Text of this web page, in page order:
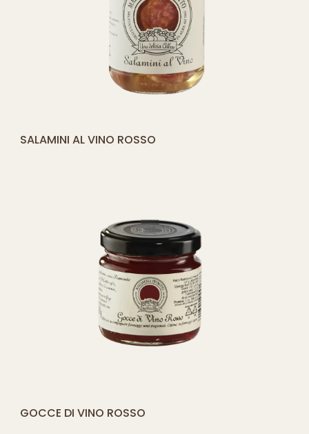
[yith_compare_button]
SALAMINI AL VINO ROSSO
[yith_compare_button]
GOCCE DI VINO ROSSO